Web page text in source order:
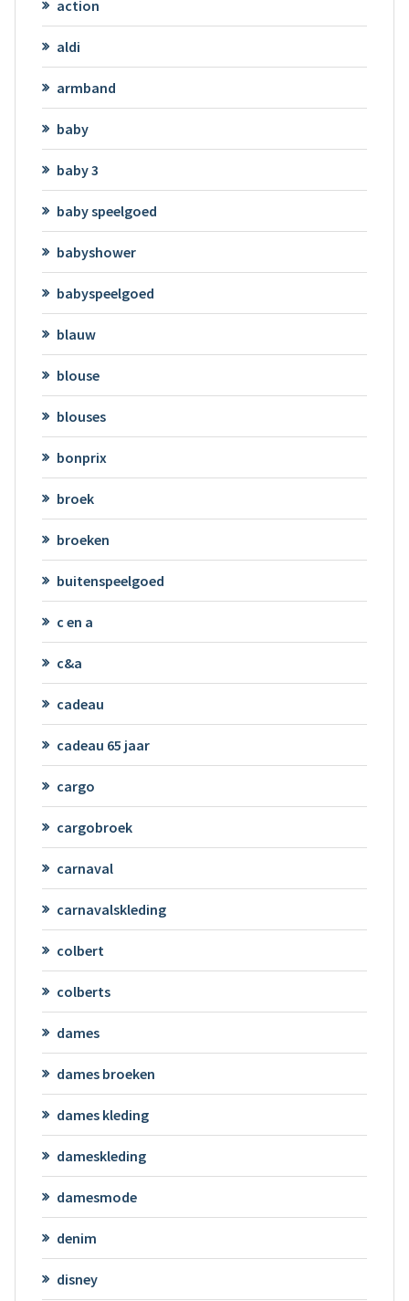
action
aldi
armband
baby
baby 3
baby speelgoed
babyshower
babyspeelgoed
blauw
blouse
blouses
bonprix
broek
broeken
buitenspeelgoed
c en a
c&a
cadeau
cadeau 65 jaar
cargo
cargobroek
carnaval
carnavalskleding
colbert
colberts
dames
dames broeken
dames kleding
dameskleding
damesmode
denim
disney